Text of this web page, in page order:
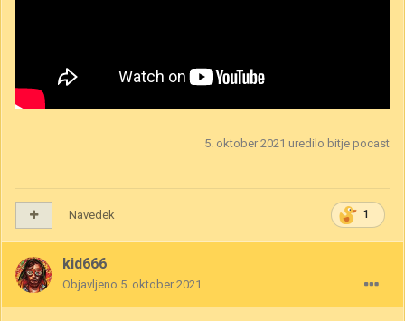
5. oktober 2021 uredilo bitje pocast
1
Navedek
kid666
Objavljeno 5. oktober 2021